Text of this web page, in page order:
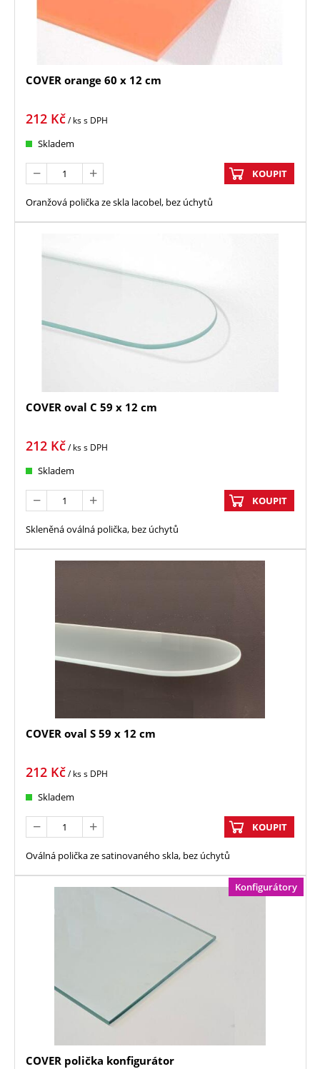
COVER orange 60 x 12 cm
212 Kč/ kss DPH
Skladem
KOUPIT
Oranžová polička ze skla lacobel, bez úchytů
COVER oval C 59 x 12 cm
212 Kč/ kss DPH
Skladem
KOUPIT
Skleněná oválná polička, bez úchytů
COVER oval S 59 x 12 cm
212 Kč/ kss DPH
Skladem
KOUPIT
Oválná polička ze satinovaného skla, bez úchytů
Konfigurátory
COVER polička konfigurátor